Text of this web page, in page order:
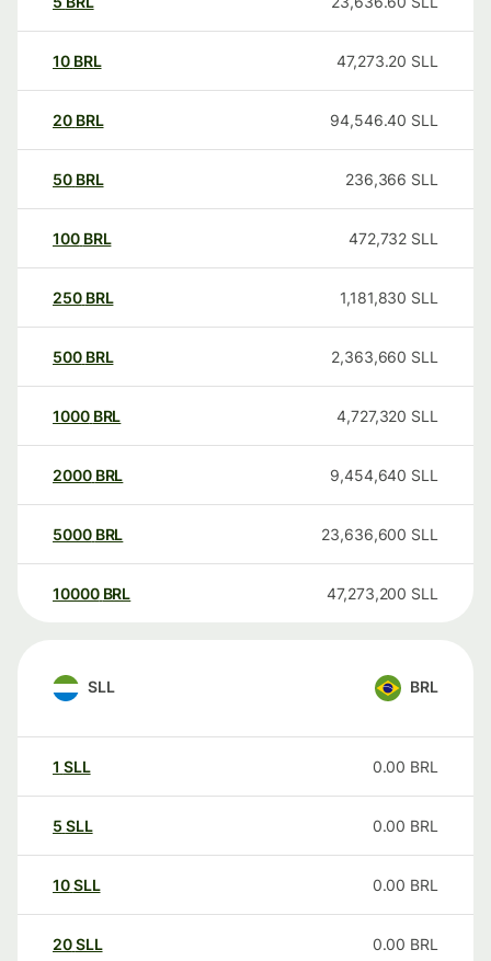
10 BRL 47,273.20 SLL
20 BRL 94,546.40 SLL
50 BRL 236,366 SLL
100 BRL 472,732 SLL
250 BRL 1,181,830 SLL
500 BRL 2,363,660 SLL
1000 BRL 4,727,320 SLL
2000 BRL 9,454,640 SLL
5000 BRL 23,636,600 SLL
10000 BRL 47,273,200 SLL
SLL BRL
1 SLL 0.00 BRL
5 SLL 0.00 BRL
10SLL 0.00 BRL
20SLL 0.00 BRL